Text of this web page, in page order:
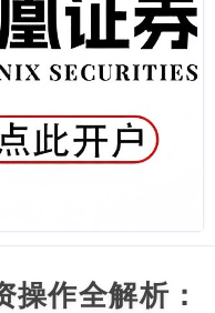
操作全解析：